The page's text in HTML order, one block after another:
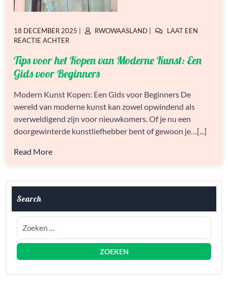
GEPLAATST
OP
18 DECEMBER 2025
GEPLAATST
RWOWAASLAND
LAAT EEN
REACTIE ACHTEROP
VOOR
HET
KOPEN
MODERNE
KUNST:
EEN
GIDS
VOOR
Tips voor het Kopen van Moderne Kunst: Een
Gids voor Beginners
Modern Kunst Kopen: Een Gids voor Beginners De
wereld van moderne kunst kan zowel opwindend als
overweldigend zijn voor nieuwkomers. Of je nu een
doorgewinterde kunstliefhebber bent of gewoon je…[...]
Read More
Search